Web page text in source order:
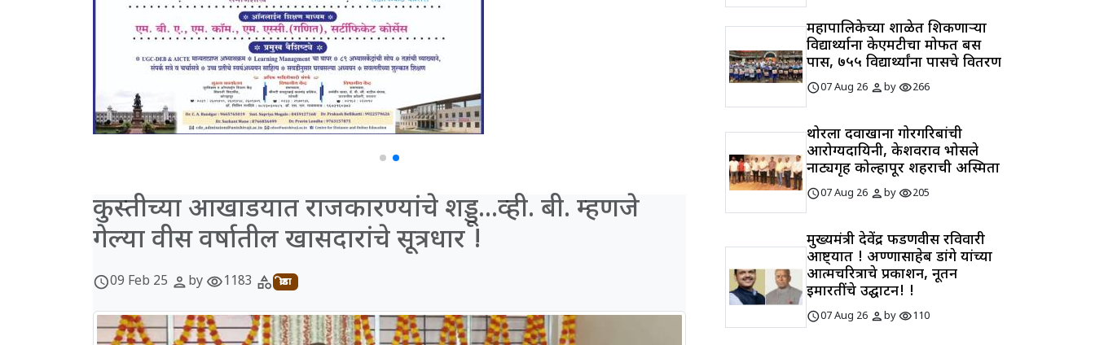
कुस्तीच्या आखाडयात राजकारण्यांचे शड्डू...व्ही. बी. म्हणजे
गेल्या वीस वर्षातील खासदारांचे सूत्रधार !
schedule09 Feb 25 personby visibility1183 category क्रीडा
महापालिकेच्या शाळेत शिकणाऱ्या
विद्यार्थ्याना केएमटीचा मोफत बस
पास, ७५५ विद्यार्थ्यांना पासचे वितरण
schedule07 Aug 26 personbyvisibility266
थोरला दवाखाना गोरगरिबांची
आरोग्यदायिनी, केशवराव भोसले
नाट्यगृह कोल्हापूर शहराची अस्मिता
schedule07 Aug 26 personbyvisibility205
मुख्यमंत्री देवेंद्र फडणवीस रविवारी
आष्ट्यात ! अण्णासाहेब डांगे यांच्या
आत्मचरित्राचे प्रकाशन, नूतन
इमारतींचे उद्घाटन! !
schedule07 Aug 26 personbyvisibility110